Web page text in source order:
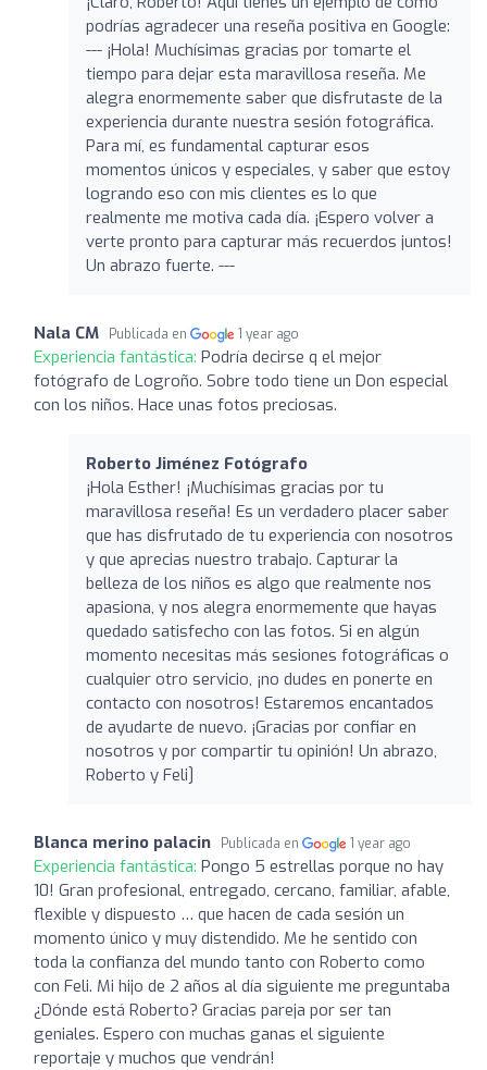
podrías agradecer una reseña positiva en Google:
--- ¡Hola! Muchísimas gracias por tomarte el
tiempo para dejar esta maravillosa reseña. Me
alegra enormemente saber que disfrutaste de la
experiencia durante nuestra sesión fotográfica.
Para mí, es fundamental capturar esos
momentos únicos y especiales, y saber que estoy
logrando eso con mis clientes es lo que
realmente me motiva cada día. ¡Espero volver a
verte pronto para capturar más recuerdos juntos!
Un abrazo fuerte. ---
Nala CM Publicada en 1 year ago
Experiencia fantástica: Podría decirse q el mejor
fotógrafo de Logroño. Sobre todo tiene un Don especial
con los niños. Hace unas fotos preciosas.
Roberto Jiménez Fotógrafo
¡Hola Esther! ¡Muchísimas gracias por tu
maravillosa reseña! Es un verdadero placer saber
que has disfrutado de tu experiencia con nosotros
y que aprecias nuestro trabajo. Capturar la
belleza de los niños es algo que realmente nos
apasiona, y nos alegra enormemente que hayas
quedado satisfecho con las fotos. Si en algún
momento necesitas más sesiones fotográficas o
cualquier otro servicio, ¡no dudes en ponerte en
contacto con nosotros! Estaremos encantados
de ayudarte de nuevo. ¡Gracias por confiar en
nosotros y por compartir tu opinión! Un abrazo,
Roberto y Feli]
Blanca merino palacin Publicada en 1 year ago
Experiencia fantástica: Pongo 5 estrellas porque no hay
10! Gran profesional, entregado, cercano, familiar, afable,
flexible y dispuesto … que hacen de cada sesión un
momento único y muy distendido. Me he sentido con
toda la confianza del mundo tanto con Roberto como
con Feli. Mi hijo de 2 años al día siguiente me preguntaba
¿Dónde está Roberto? Gracias pareja por ser tan
geniales. Espero con muchas ganas el siguiente
reportaje y muchos que vendrán!